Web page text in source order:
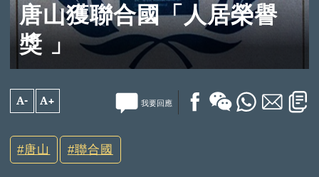
唐山獲聯合國「人居榮譽
獎 」
A- A+ 我要回應
唐山 聯合國